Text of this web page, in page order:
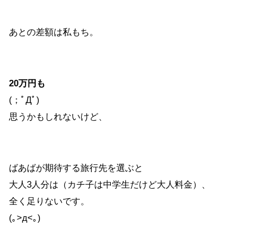
あとの差額は私もち。
20万円も
(；ﾟДﾟ)
思うかもしれないけど、
ばあばが期待する旅行先を選ぶと
大人3人分は（カチ子は中学生だけど大人料金）、
全く足りないです。
(｡>д<｡)